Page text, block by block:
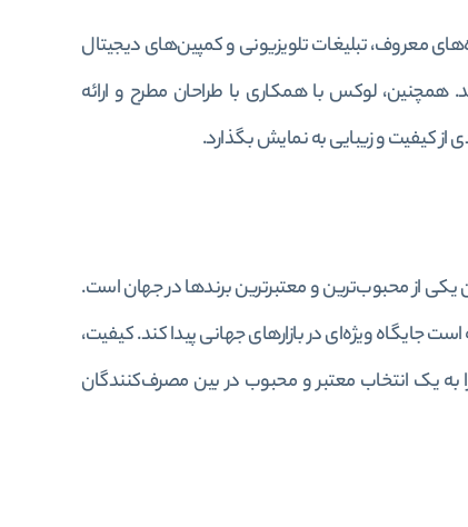
معروف، تبلیغات تلویزیونی و کمپین‌های دیجیتال
لوکس با همکاری با طراحان مطرح و ارائه
کیفیت و زیبایی به نمایش بگذارد.
همچنان یکی از محبوب‌ترین و معتبرترین برندها در جهان است.
جایگاه ویژه‌ای در بازارهای جهانی پیدا کند. کیفیت،
به یک انتخاب معتبر و محبوب در بین مصرف‌کنندگان